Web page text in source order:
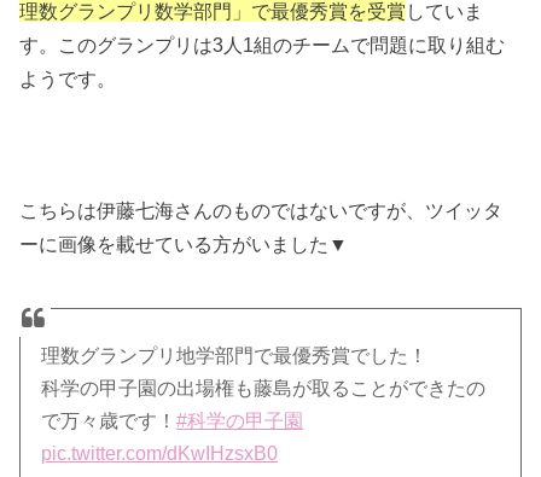
理数グランプリ数学部門」で最優秀賞を受賞 していま
す。このグランプリは3人1組のチームで問題に取り組む
ようです。
こちらは伊藤七海さんのものではないですが、ツイッタ
ーに画像を載せている方がいました▼
理数グランプリ地学部門で最優秀賞でした！
科学の甲子園の出場権も藤島が取ることができたの
で万々歳です！#科学の甲子園
pic.twitter.com/dKwIHzsxB0